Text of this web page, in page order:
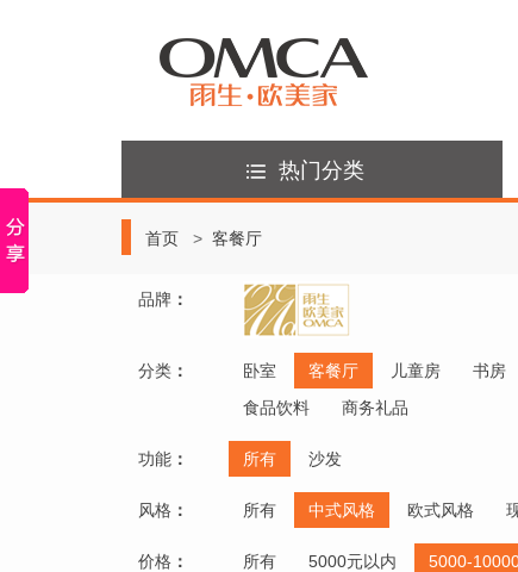
热门分类
首页 客餐厅
品牌 ：
分类 ： 卧室 客餐厅 儿童房 书房
食品饮料
商务礼品
功能 ： 所有 沙发
风格 ： 所有 中式风格 欧式风格
价格 ： 所有 5000元以内 5000-